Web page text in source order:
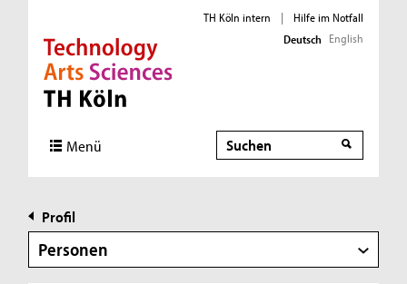
Direkt zur Hauptnavigation
Direkt zur Subnavigation
Direkt zum Inhalt
Direkt zum Fußbereich
TH Köln intern |
Hilfe im Notfall
Deutsch English
Menü Suche
Profil
Personen